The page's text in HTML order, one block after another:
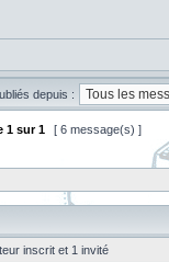
depuis :
1 sur1 [ 6 message(s) ]
inscrit et 1 invité